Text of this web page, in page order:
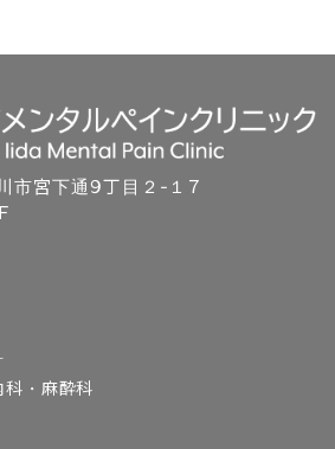
宮下通９丁目２-１７
科・麻酔科